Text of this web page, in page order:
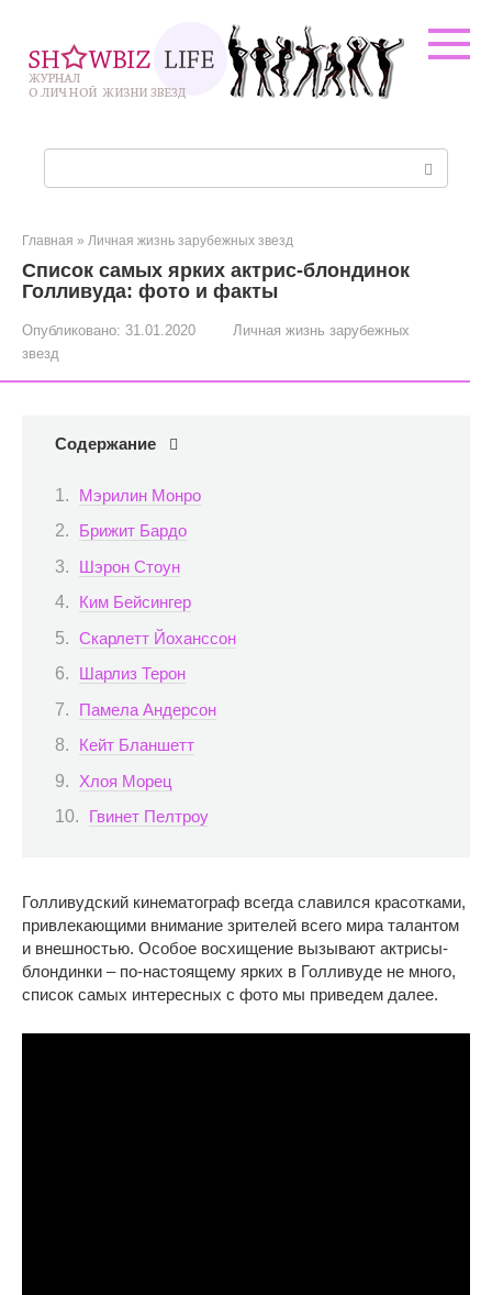
контенту
Главная » Личная жизнь зарубежных звезд
Список самых ярких актрис-блондинок
Голливуда: фото и факты
Опубликовано: 31.01.2020
Личная жизнь зарубежных
звезд
Содержание
Мэрилин Монро
Брижит Бардо
Шэрон Стоун
Ким Бейсингер
Скарлетт Йоханссон
Шарлиз Терон
Памела Андерсон
Кейт Бланшетт
Хлоя Морец
Гвинет Пелтроу
Голливудский кинематограф всегда славился красотками,
привлекающими внимание зрителей всего мира талантом
и внешностью. Особое восхищение вызывают актрисы-
блондинки – по-настоящему ярких в Голливуде не много,
список самых интересных с фото мы приведем далее.